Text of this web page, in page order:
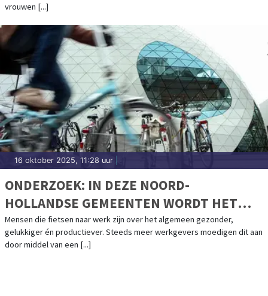
vrouwen [...]
16 oktober 2025, 11:28 uur
ONDERZOEK: IN DEZE NOORD-
HOLLANDSE GEMEENTEN WORDT HET
VAAKST NAAR WERK GEFIETST
Mensen die fietsen naar werk zijn over het algemeen gezonder,
gelukkiger én productiever. Steeds meer werkgevers moedigen dit aan
door middel van een [...]